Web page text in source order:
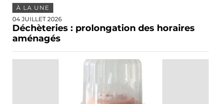
Déchèteries : prolongation des horaires
aménagés
04 JUILLET 2026
À LA UNE